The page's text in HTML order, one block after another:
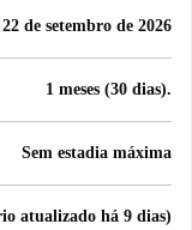
22 de setembro de 2026
1 meses (30 dias).
Sem estadia máxima
atualizado há 9 dias)